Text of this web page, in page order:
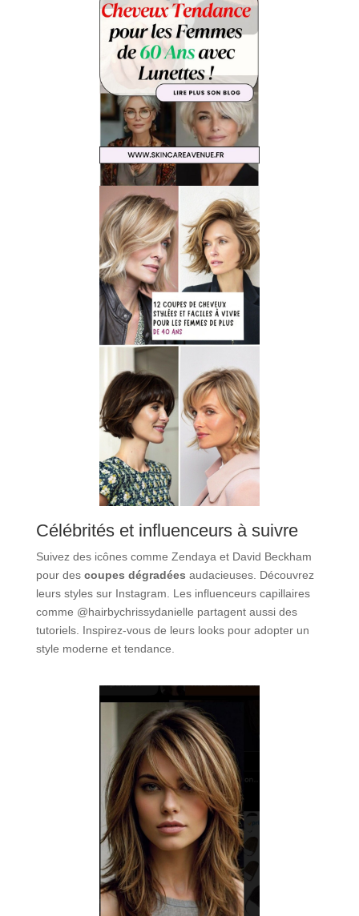
Célébrités et influenceurs à suivre
Suivez des icônes comme Zendaya et David Beckham
pour des coupes dégradées audacieuses. Découvrez
leurs styles sur Instagram. Les influenceurs capillaires
comme @hairbychrissydanielle partagent aussi des
tutoriels. Inspirez-vous de leurs looks pour adopter un
style moderne et tendance.